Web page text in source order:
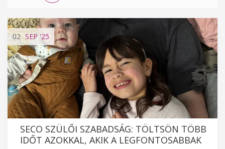
02 SEP '25
SECO SZÜLŐI SZABADSÁG: TÖLTSÖN TÖBB
IDŐT AZOKKAL, AKIK A LEGFONTOSABBAK